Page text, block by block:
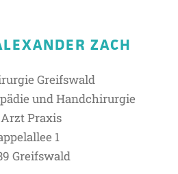
ZACH
Greifswald
und Handchirurgie
Praxis
1
Greifswald